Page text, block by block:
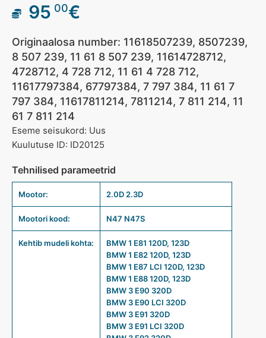
95 00€
Originaalosa number: 11618507239, 8507239,
8 507 239, 11 61 8 507 239, 11614728712,
4728712, 4 728 712, 11 61 4 728 712,
11617797384, 67797384, 7 797 384, 11 61 7
797 384, 11617811214, 7811214, 7 811 214, 11
61 7 811 214
Eseme seisukord: Uus
Kuulutuse ID: ID20125
Tehnilised parameetrid
Mootor: 2.0D 2.3D
Mootori kood: N47 N47S
Kehtib mudeli kohta:
BMW 1 E81 120D, 123D
BMW 1 E82 120D, 123D
BMW 1 E87 LCI 120D, 123D
BMW 1 E88 120D, 123D
BMW 3 E90 320D
BMW 3 E90 LCI 320D
BMW 3 E91 320D
BMW 3 E91 LCI 320D